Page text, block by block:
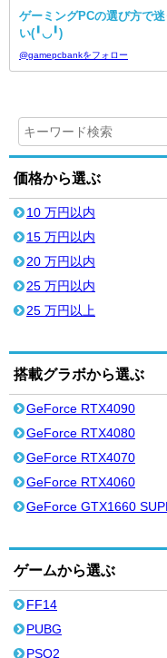
ゲーミングPCの選び方で
い(╹◡╹)
@gamepcbankをフォロー
価格から選ぶ
10 万円以内
15 万円以内
20 万円以内
25 万円以内
25 万円以上
搭載グラボから選ぶ
GeForce RTX4090
GeForce RTX4080
GeForce RTX4070
GeForce RTX4060
GeForce GTX1660
ゲームから選ぶ
FF14
PUBG
PSO2